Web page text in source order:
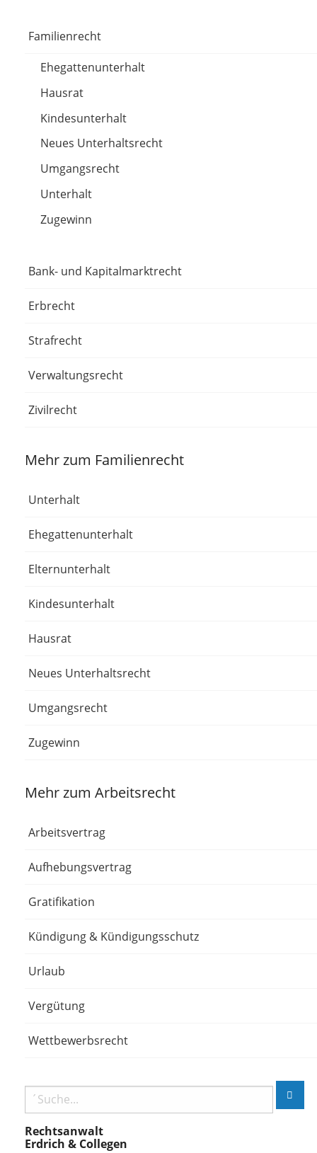
Familienrecht
Ehegattenunterhalt
Hausrat
Kindesunterhalt
Neues Unterhaltsrecht
Umgangsrecht
Unterhalt
Zugewinn
Bank- und Kapitalmarktrecht
Erbrecht
Strafrecht
Verwaltungsrecht
Zivilrecht
Mehr zum Familienrecht
Unterhalt
Ehegattenunterhalt
Elternunterhalt
Kindesunterhalt
Hausrat
Neues Unterhaltsrecht
Umgangsrecht
Zugewinn
Mehr zum Arbeitsrecht
Arbeitsvertrag
Aufhebungsvertrag
Gratifikation
Kündigung & Kündigungsschutz
Urlaub
Vergütung
Wettbewerbsrecht
Rechtsanwalt
Erdrich & Collegen